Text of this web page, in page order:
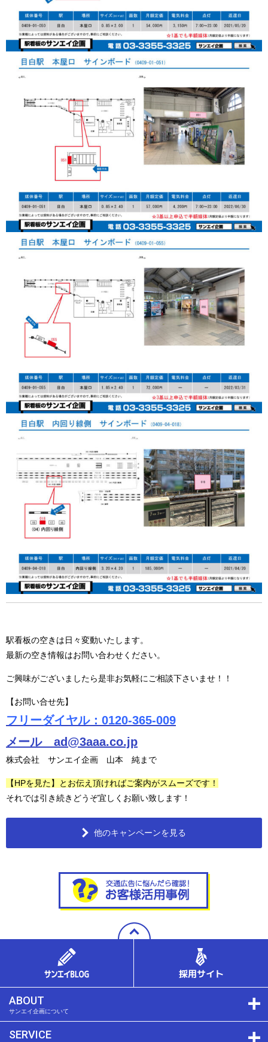
駅看板の空きは日々変動いたします。
最新の空き情報はお問い合わせください。
ご興味がございましたら是非お気軽にご相談下さいませ！！
【お問い合せ先】
フリーダイヤル：0120-365-009
メール ad@3aaa.co.jp
株式会社 サンエイ企画 山本 純まで
【HPを見た】とお伝え頂ければご案内がスムーズです！
それでは引き続きどうぞ宜しくお願い致します！
他のキャンペーンを見る
ABOUT
サンエイ企画について
SERVICE